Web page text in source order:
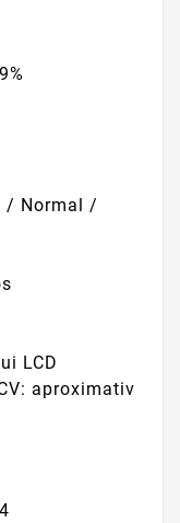
/ Normal /
LCD
aproximativ